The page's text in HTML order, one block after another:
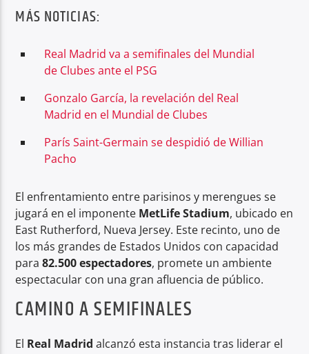
MÁS NOTICIAS:
Real Madrid va a semifinales del Mundial
de Clubes ante el PSG
Gonzalo García, la revelación del Real
Madrid en el Mundial de Clubes
París Saint-Germain se despidió de Willian
Pacho
El enfrentamiento entre parisinos y merengues se
jugará en el imponente MetLife Stadium, ubicado en
East Rutherford, Nueva Jersey. Este recinto, uno de
los más grandes de Estados Unidos con capacidad
para 82.500 espectadores, promete un ambiente
espectacular con una gran afluencia de público.
CAMINO A SEMIFINALES
El Real Madrid alcanzó esta instancia tras liderar el